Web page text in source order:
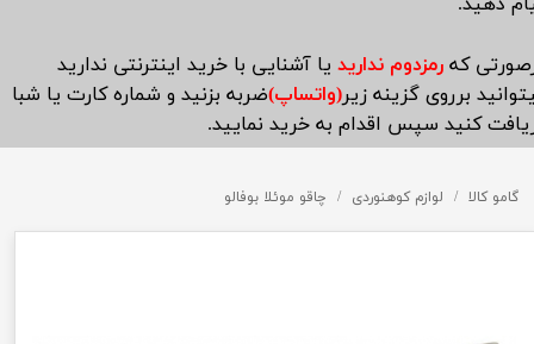
که رمزدوم ندارید یا آشنایی با خرید اینترنتی ندارید
برروی گزینه زیر(واتساپ)ضربه بزنید و شماره کارت یا شبا
کنید سپس اقدام به خرید نمایید.
گامو کالا لوازم کوهنوردی چاقو موئلا بوفالو